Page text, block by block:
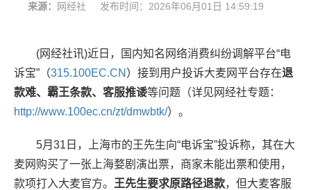
来源： 网经社 发布时间： 2026年06月01日 14:59:19
(网经社讯)近日，国内知名网络消费纠纷调解平台“电
诉宝”（315.100EC.CN ）接到用户投诉大麦网平台存在退
款难、霸王条款、客服推诿等问题 （详见网经社专题：
http://www.100ec.cn/zt/dmwbtk/） 。
5月31日，上海市的王先生向“电诉宝”投诉称，其在大
麦网购买了一张上海婺剧演出票，商家未能出票和使用，
款项打入大麦官方。
王先生要求原路径退款，但大麦客服